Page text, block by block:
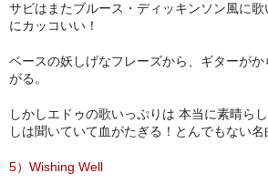
サビはまたブルース・ディッキンソン風に
にカッコいい！
ベースの妖しげなフレーズから、ギターが
がる。
しかしエドゥの歌いっぷりは 本当に素晴ら
しは聞いていて血がたぎる！とんでもない名
5）Wishing Well